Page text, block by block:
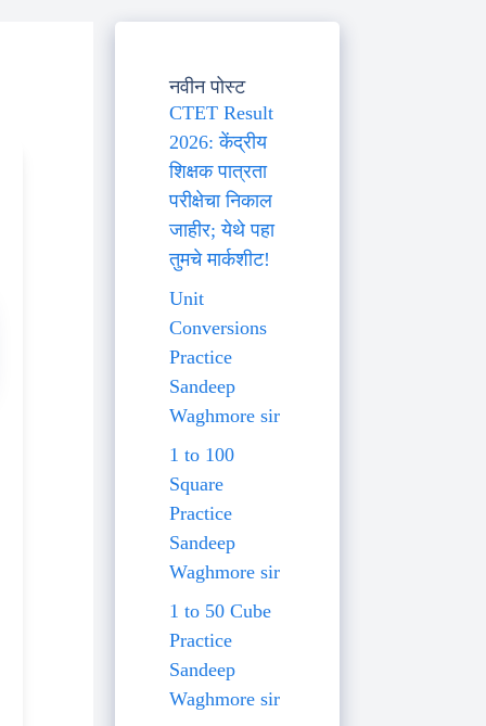
नवीन पोस्ट
CTET Result
2026: केंद्रीय
शिक्षक पात्रता
परीक्षेचा निकाल
जाहीर; येथे पहा
तुमचे मार्कशीट!
Unit
Conversions
Practice
Sandeep
Waghmore sir
1 to 100
Square
Practice
Sandeep
Waghmore sir
1 to 50 Cube
Practice
Sandeep
Waghmore sir